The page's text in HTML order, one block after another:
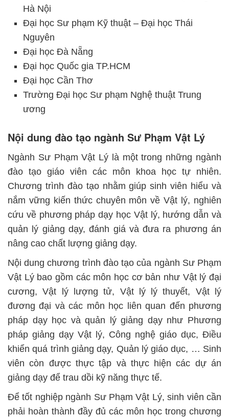
Hà Nội
Đại học Sư phạm Kỹ thuật – Đại học Thái
Nguyên
Đại học Đà Nẵng
Đại học Quốc gia TP.HCM
Đại học Cần Thơ
Trường Đại học Sư phạm Nghệ thuật Trung
ương
Nội dung đào tạo ngành Sư Phạm Vật Lý
Ngành Sư Phạm Vật Lý là một trong những ngành
đào tạo giáo viên các môn khoa học tự nhiên.
Chương trình đào tạo nhằm giúp sinh viên hiểu và
nắm vững kiến thức chuyên môn về Vật lý, nghiên
cứu về phương pháp dạy học Vật lý, hướng dẫn và
quản lý giảng dạy, đánh giá và đưa ra phương án
nâng cao chất lượng giảng dạy.
Nội dung chương trình đào tạo của ngành Sư Phạm
Vật Lý bao gồm các môn học cơ bản như Vật lý đại
cương, Vật lý lượng tử, Vật lý lý thuyết, Vật lý
đương đại và các môn học liên quan đến phương
pháp dạy học và quản lý giảng dạy như Phương
pháp giảng dạy Vật lý, Công nghệ giáo dục, Điều
khiển quá trình giảng dạy, Quản lý giáo dục, … Sinh
viên còn được thực tập và thực hiện các dự án
giảng dạy để trau dồi kỹ năng thực tế.
Để tốt nghiệp ngành Sư Phạm Vật Lý, sinh viên cần
phải hoàn thành đầy đủ các môn học trong chương